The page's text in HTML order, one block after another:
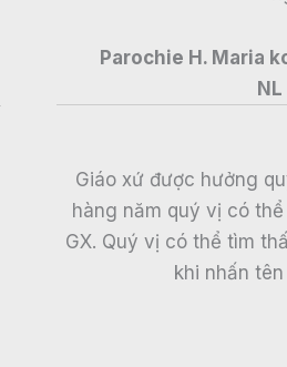
Parochie H. Maria
NL
Giáo xứ được hưởng
hàng năm quý vị có
GX. Quý vị có thể tìm
khi nhấn